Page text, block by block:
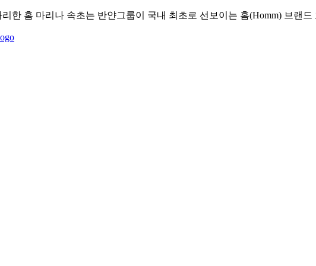
한 홈 마리나 속초는 반얀그룹이 국내 최초로 선보이는 홈(Homm) 브랜드